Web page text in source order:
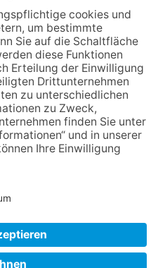
CDU-Stadtrat
Bad
starten
für Berliner
und
OBEN
FAQ